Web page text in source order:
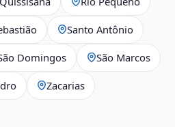
Santo Antônio
Domingos São Marcos
Zacarias